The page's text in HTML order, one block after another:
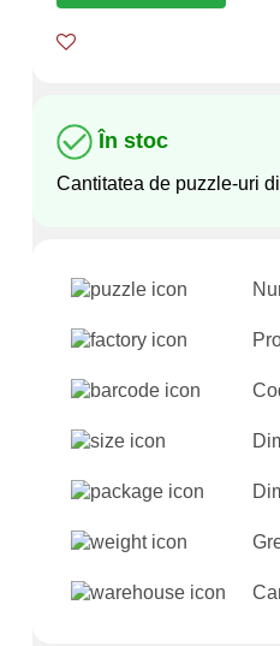
În stoc
Cantitatea de puzzle-uri